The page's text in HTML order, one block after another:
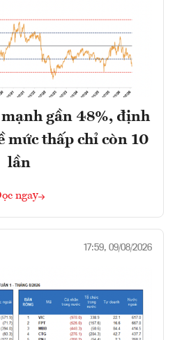
gần 48%, định
mức thấp chỉ còn 10
lần
ngay
17:59, 09/08/2026